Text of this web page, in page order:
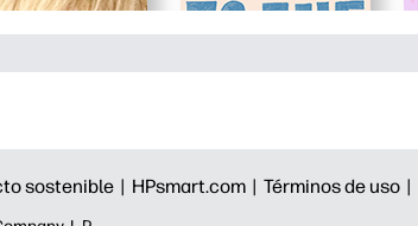
sostenible | HPsmart.com | Términos de uso |